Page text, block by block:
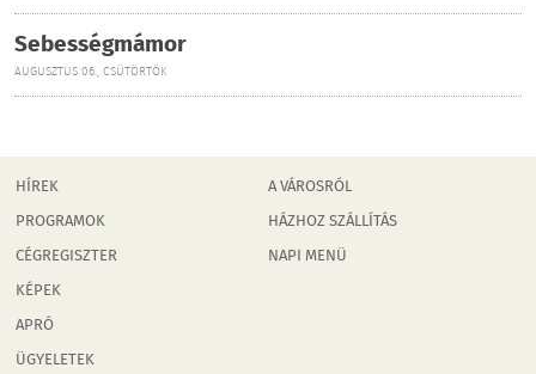
Sebességmámor
AUGUSZTUS 06., CSÜTÖRTÖK
HÍREK
PROGRAMOK
CÉGREGISZTER
KÉPEK
APRÓ
ÜGYELETEK
A VÁROSRÓL
HÁZHOZ SZÁLLÍTÁS
NAPI MENÜ